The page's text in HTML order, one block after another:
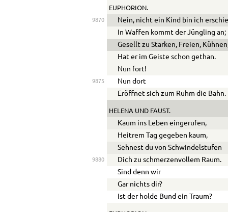
EUPHORION.
9870
Nein, nicht ein Kind bin ich
In Waffen kommt der Jüngling an;
Gesellt zu Starken, Freien,
Hat er im Geiste schon gethan.
Nun fort!
9875
Nun dort
Eröffnet sich zum Ruhm die Bahn.
HELENA UND FAUST.
Kaum ins Leben eingerufen,
Heitrem Tag gegeben kaum,
Sehnest du von Schwindelstufen
9880
Dich zu schmerzenvollem Raum.
Sind denn wir
Gar nichts dir?
Ist der holde Bund ein Traum?